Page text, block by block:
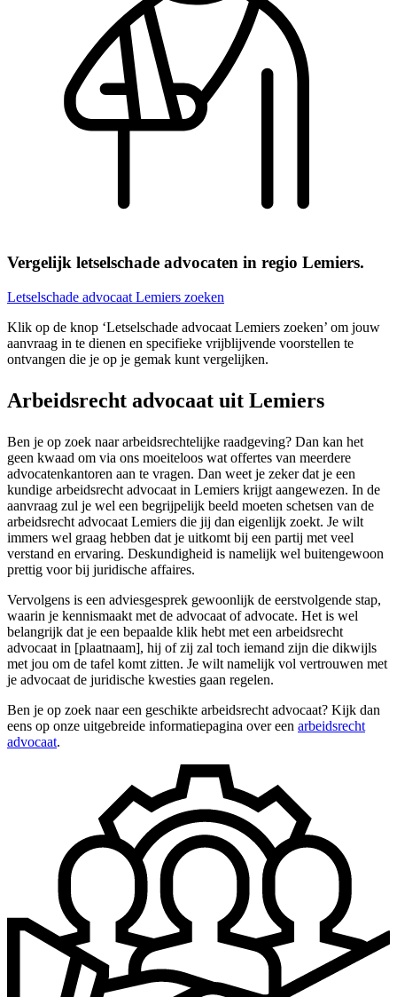
Vergelijk letselschade advocaten in regio Lemiers.
Letselschade advocaat Lemiers zoeken
Klik op de knop ‘Letselschade advocaat Lemiers zoeken’ om jouw
aanvraag in te dienen en specifieke vrijblijvende voorstellen te
ontvangen die je op je gemak kunt vergelijken.
Arbeidsrecht advocaat uit Lemiers
Ben je op zoek naar arbeidsrechtelijke raadgeving? Dan kan het
geen kwaad om via ons moeiteloos wat offertes van meerdere
advocatenkantoren aan te vragen. Dan weet je zeker dat je een
kundige arbeidsrecht advocaat in Lemiers krijgt aangewezen. In de
aanvraag zul je wel een begrijpelijk beeld moeten schetsen van de
arbeidsrecht advocaat Lemiers die jij dan eigenlijk zoekt. Je wilt
immers wel graag hebben dat je uitkomt bij een partij met veel
verstand en ervaring. Deskundigheid is namelijk wel buitengewoon
prettig voor bij juridische affaires.
Vervolgens is een adviesgesprek gewoonlijk de eerstvolgende stap,
waarin je kennismaakt met de advocaat of advocate. Het is wel
belangrijk dat je een bepaalde klik hebt met een arbeidsrecht
advocaat in [plaatnaam], hij of zij zal toch iemand zijn die dikwijls
met jou om de tafel komt zitten. Je wilt namelijk vol vertrouwen met
je advocaat de juridische kwesties gaan regelen.
Ben je op zoek naar een geschikte arbeidsrecht advocaat? Kijk dan
eens op onze uitgebreide informatiepagina over een arbeidsrecht
advocaat.